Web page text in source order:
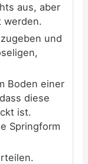
aus, aber
werden.
und
Boden einer
diese
ist.
Springform